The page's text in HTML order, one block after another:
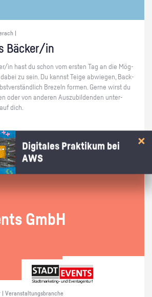
|
Bä­cker/in
in hast du schon vom ers­ten Tag an die Mög­
zu sein. Du kannst Teige ab­wie­gen, Back­
Bre­zeln for­men. Gerne wirst du
oder von an­de­ren Aus­zu­bil­den­den un­ter­
dich.
GmbH
| Veranstaltungsbranche
Digitales Praktikum bei
AWS